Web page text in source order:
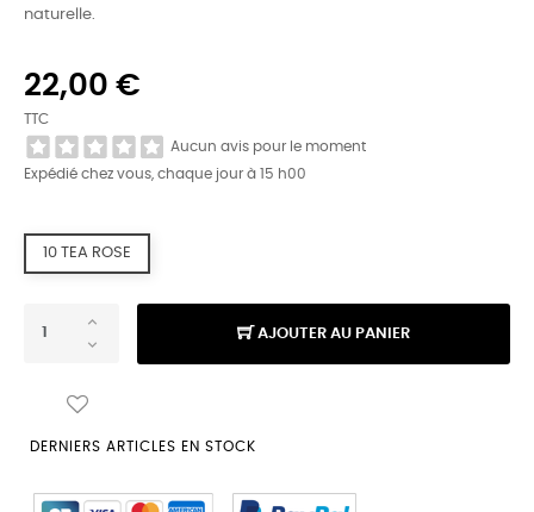
naturelle.
22,00 €
TTC
Aucun avis pour le moment
Expédié chez vous, chaque jour à 15 h00
10 TEA ROSE
AJOUTER AU PANIER
DERNIERS ARTICLES EN STOCK